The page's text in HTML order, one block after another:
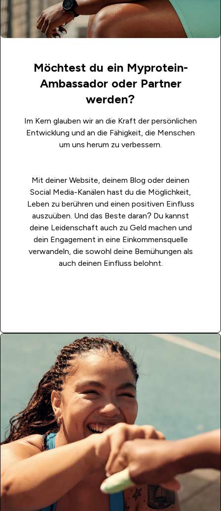
Möchtest du ein Myprotein-
Ambassador oder Partner
werden?
Im Kern glauben wir an die Kraft der persönlichen
Entwicklung und an die Fähigkeit, die Menschen
um uns herum zu verbessern.
Mit deiner Website, deinem Blog oder deinen
Social Media-Kanälen hast du die Möglichkeit,
Leben zu berühren und einen positiven Einfluss
auszuüben. Und das Beste daran? Du kannst
deine Leidenschaft auch zu Geld machen und
dein Engagement in eine Einkommensquelle
verwandeln, die sowohl deine Bemühungen als
auch deinen Einfluss belohnt.